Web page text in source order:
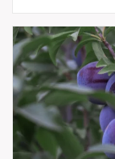
Beskära